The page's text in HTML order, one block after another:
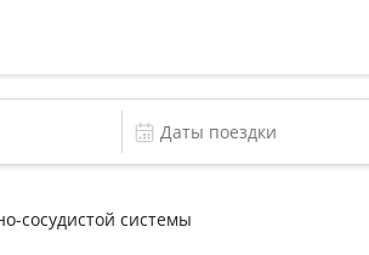
сосудистой системы